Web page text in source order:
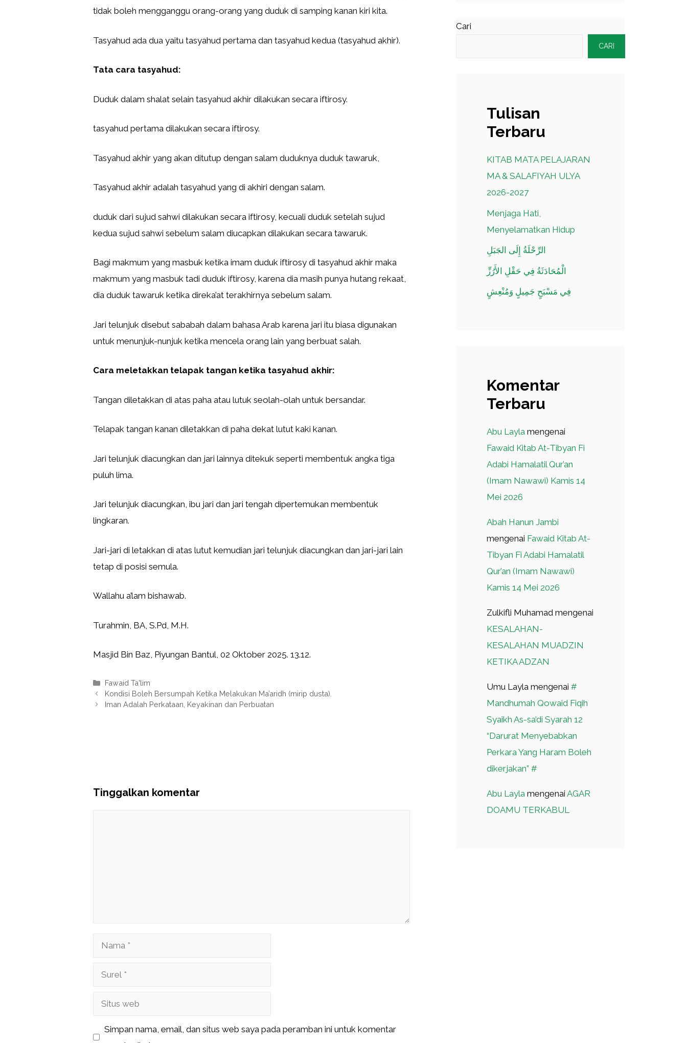
tidak boleh mengganggu orang-orang yang duduk di samping kanan kiri kita.
Tasyahud ada dua yaitu tasyahud pertama dan tasyahud kedua (tasyahud akhir).
Tata cara tasyahud:
Duduk dalam shalat selain tasyahud akhir dilakukan secara iftirosy.
tasyahud pertama dilakukan secara iftirosy.
Tasyahud akhir yang akan ditutup dengan salam duduknya duduk tawaruk,
Tasyahud akhir adalah tasyahud yang di akhiri dengan salam.
duduk dari sujud sahwi dilakukan secara iftirosy, kecuali duduk setelah sujud
kedua sujud sahwi sebelum salam diucapkan dilakukan secara tawaruk.
Bagi makmum yang masbuk ketika imam duduk iftirosy di tasyahud akhir maka
makmum yang masbuk tadi duduk iftirosy, karena dia masih punya hutang rekaat,
dia duduk tawaruk ketika direka’at terakhirnya sebelum salam.
Jari telunjuk disebut sababah dalam bahasa Arab karena jari itu biasa digunakan
untuk menunjuk-nunjuk ketika mencela orang lain yang berbuat salah.
Cara meletakkan telapak tangan ketika tasyahud akhir:
Tangan diletakkan di atas paha atau lutuk seolah-olah untuk bersandar.
Telapak tangan kanan diletakkan di paha dekat lutut kaki kanan.
Jari telunjuk diacungkan dan jari lainnya ditekuk seperti membentuk angka tiga
puluh lima.
Jari telunjuk diacungkan, ibu jari dan jari tengah dipertemukan membentuk
lingkaran.
Jari-jari di letakkan di atas lutut kemudian jari telunjuk diacungkan dan jari-jari lain
tetap di posisi semula.
Wallahu a’lam bishawab.
Turahmin, BA, S.Pd, M.H.
Masjid Bin Baz, Piyungan Bantul, 02 Oktober 2025. 13.12.
Kategori
Fawaid Ta'lim
Kondisi Boleh Bersumpah Ketika Melakukan Ma’aridh (mirip dusta).
Iman Adalah Perkataan, Keyakinan dan Perbuatan
Tinggalkan komentar
Nama
Surel
Situs
Simpan nama, email, dan situs web saya pada peramban ini untuk komentar
Cari
CARI
Tulisan
Terbaru
KITAB MATA PELAJARAN
MA & SALAFIYAH ULYA
2026-2027
Menjaga Hati,
Menyelamatkan Hidup
الرِّحْلَةُ إِلَى الجَبَلِ
الْمُحَادَثَةُ فِي حَقْلِ الأَرُزِّ
فِي مَسْبَحٍ جَمِيلٍ وَمُنْعِشٍ
Komentar
Terbaru
Abu Layla mengenai
Fawaid Kitab At-Tibyan Fi
Adabi Hamalatil Qur’an
(Imam Nawawi) Kamis 14
Mei 2026
Abah Hanun Jambi
mengenai Fawaid Kitab At-
Tibyan Fi Adabi Hamalatil
Qur’an (Imam Nawawi)
Kamis 14 Mei 2026
Zulkifli Muhamad mengenai
KESALAHAN-
KESALAHAN MUADZIN
KETIKA ADZAN
Umu Layla mengenai #
Mandhumah Qowaid Fiqih
Syaikh As-sa’di Syarah 12
“Darurat Menyebabkan
Perkara Yang Haram Boleh
dikerjakan” #
Abu Layla mengenai AGAR
DOAMU TERKABUL